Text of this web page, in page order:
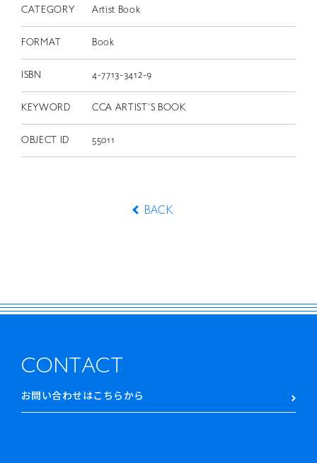
CATEGORY Artist Book
FORMAT Book
ISBN 4-7713-3412-9
KEYWORD CCA ARTIST'S BOOK
OBJECT ID 55011
BACK
CONTACT
お問い合わせはこちらから